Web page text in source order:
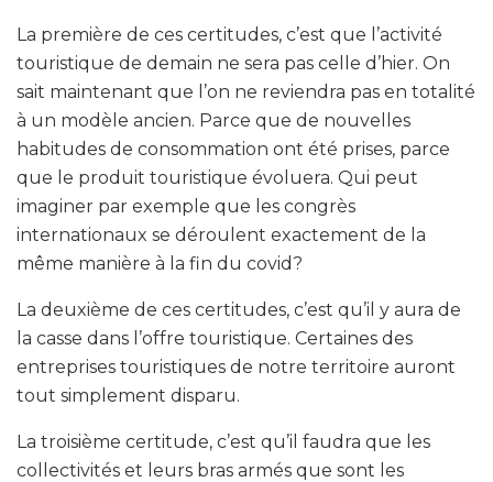
La première de ces certitudes, c’est que l’activité
touristique de demain ne sera pas celle d’hier. On
sait maintenant que l’on ne reviendra pas en totalité
à un modèle ancien. Parce que de nouvelles
habitudes de consommation ont été prises, parce
que le produit touristique évoluera. Qui peut
imaginer par exemple que les congrès
internationaux se déroulent exactement de la
même manière à la fin du covid?
La deuxième de ces certitudes, c’est qu’il y aura de
la casse dans l’offre touristique. Certaines des
entreprises touristiques de notre territoire auront
tout simplement disparu.
La troisième certitude, c’est qu’il faudra que les
collectivités et leurs bras armés que sont les